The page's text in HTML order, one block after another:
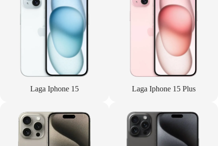
Laga Iphone 15 Laga Iphone 15 Plus